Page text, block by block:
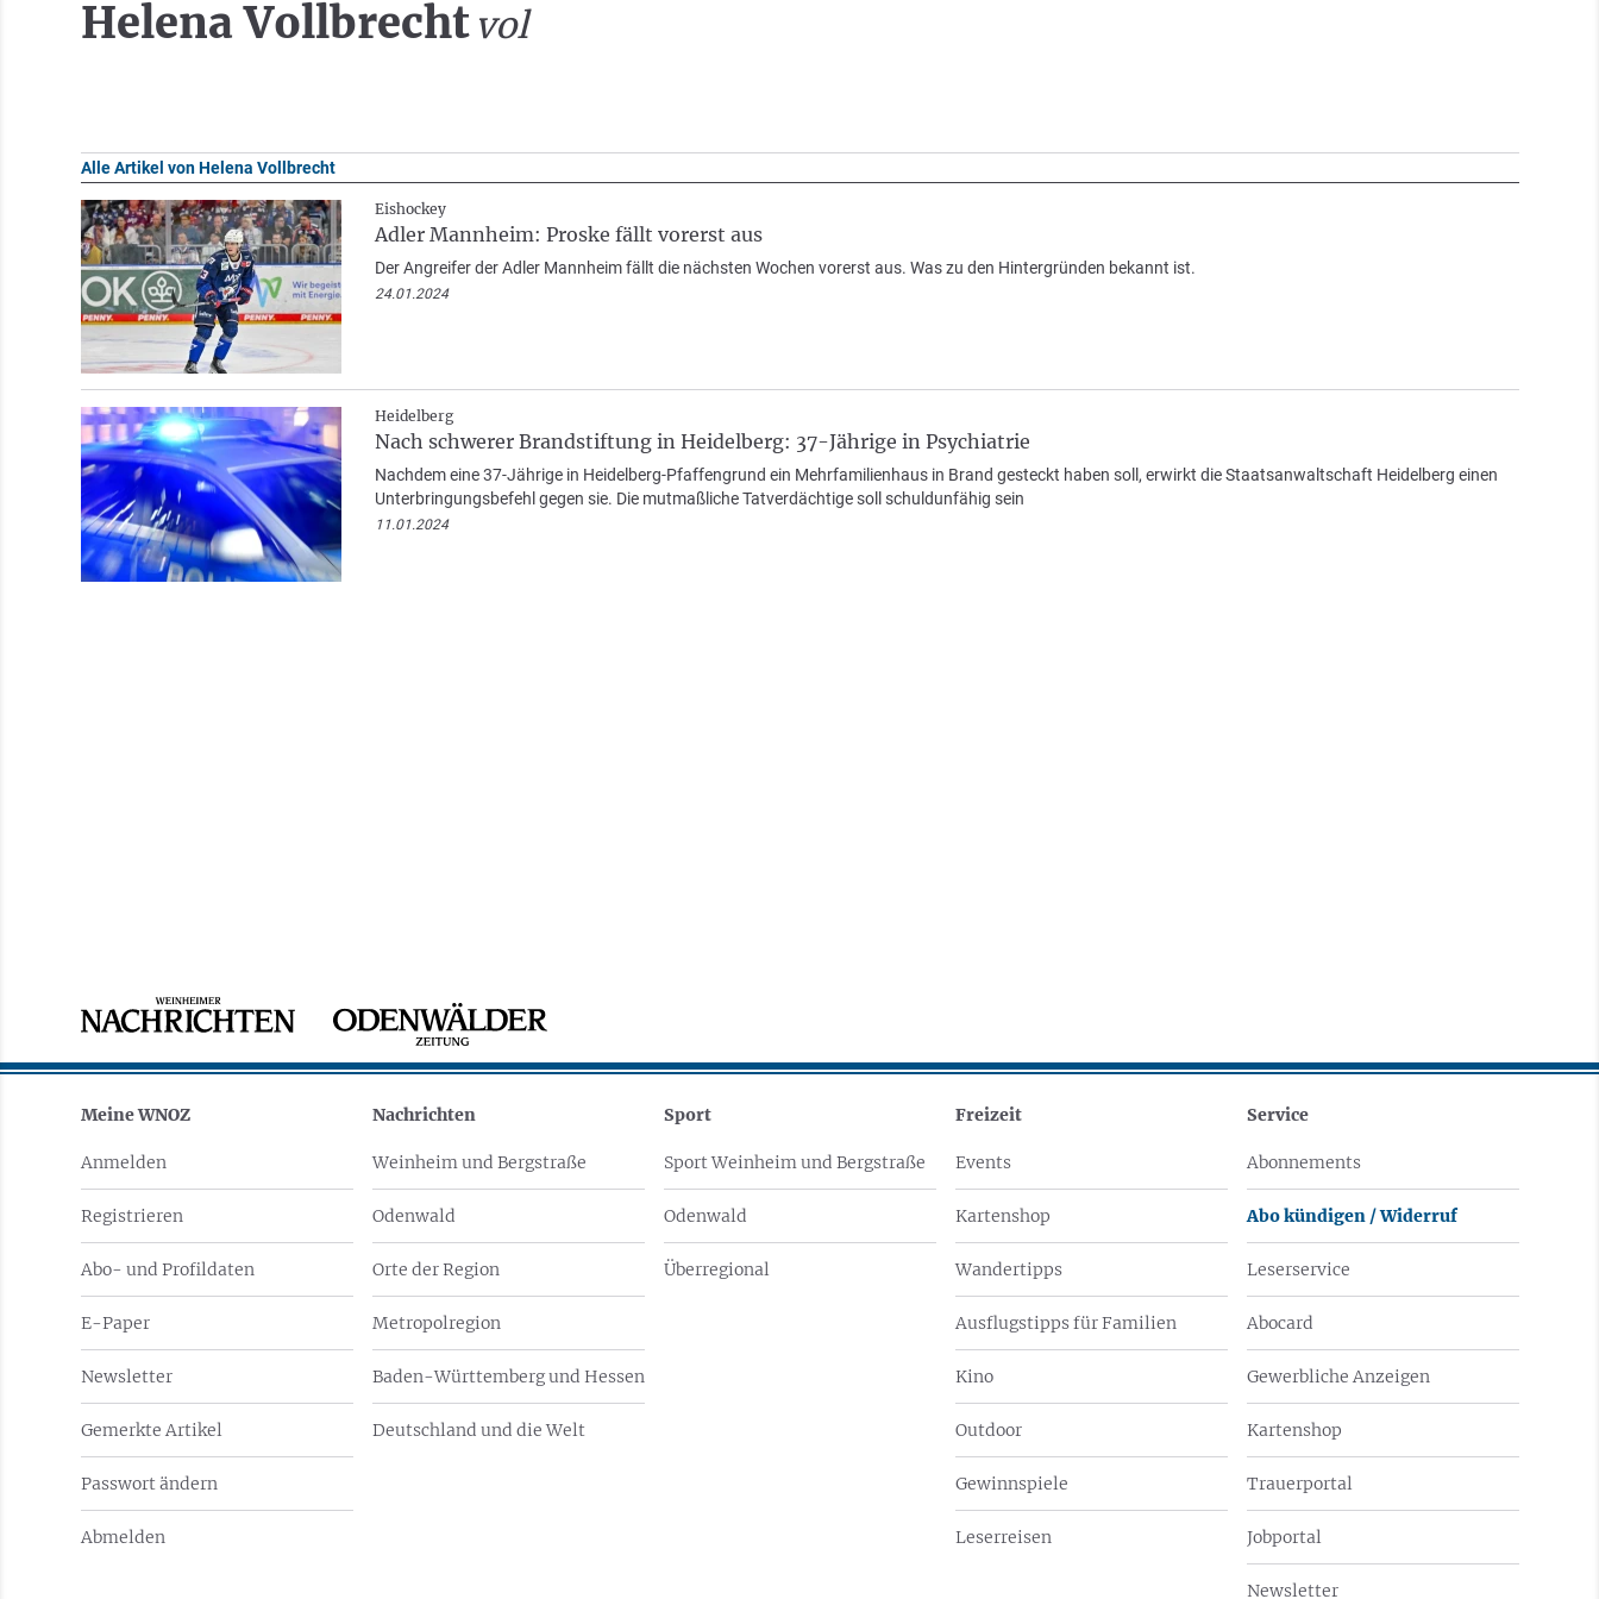
Helena Vollbrecht vol
Alle Artikel von Helena Vollbrecht
Eishockey
Adler Mannheim: Proske fällt vorerst aus
Der Angreifer der Adler Mannheim fällt die nächsten Wochen vorerst aus. Was zu den Hintergründen bekannt ist.
24.01.2024
Heidelberg
Nach schwerer Brandstiftung in Heidelberg: 37-Jährige in Psychiatrie
Nachdem eine 37-Jährige in Heidelberg-Pfaffengrund ein Mehrfamilienhaus in Brand gesteckt haben soll, erwirkt die Staatsanwaltschaft Heidelberg einen
Unterbringungsbefehl gegen sie. Die mutmaßliche Tatverdächtige soll schuldunfähig sein
11.01.2024
Meine WNOZ
Anmelden
Registrieren
Abo- und Profildaten
E-Paper
Newsletter
Gemerkte Artikel
Passwort ändern
Abmelden
Nachrichten
Weinheim und Bergstraße
Odenwald
Orte der Region
Metropolregion
Baden-Württemberg und Hessen
Deutschland und die Welt
Sport
Sport Weinheim und Bergstraße
Odenwald
Überregional
Freizeit
Events
Kartenshop
Wandertipps
Ausflugstipps für Familien
Kino
Outdoor
Gewinnspiele
Leserreisen
Service
Abonnements
Abo kündigen / Widerruf
Leserservice
Abocard
Gewerbliche Anzeigen
Kartenshop
Trauerportal
Jobportal
Newsletter